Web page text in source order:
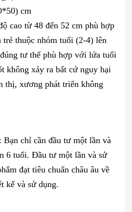
cm
cao từ 48 đến 52 cm phù hợp
trẻ thuộc nhóm tuổi (2-4) lên
tư thế phù hợp với lứa tuổi
không xảy ra bất cứ nguy hại
thị, xương phát triển không
chỉ cần đầu tư một lần và
6 tuổi. Đầu tư một lần và sử
đạt tiêu chuẩn châu âu về
kế và sử dụng.